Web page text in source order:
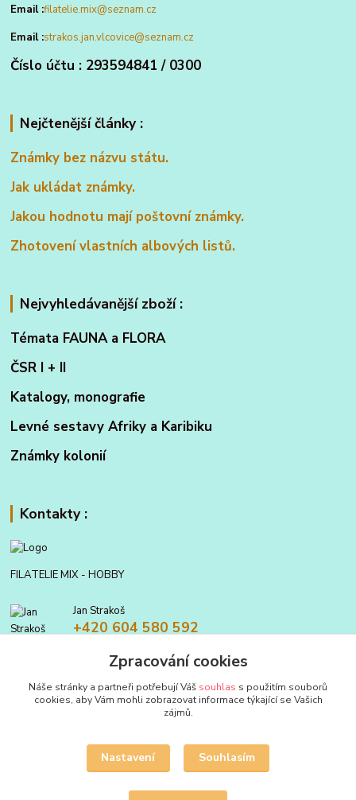
Email :filatelie.mix@seznam.cz
Email :strakos.jan.vlcovice@seznam.cz
Číslo účtu : 293594841 / 0300
Nejčtenější články :
Známky bez názvu státu.
Jak ukládat známky.
Jakou hodnotu mají poštovní známky.
Zhotovení vlastních albových listů.
Nejvyhledávanější zboží :
Témata FAUNA a FLORA
ČSR I + II
Katalogy, monografie
Levné sestavy Afriky a Karibiku
Známky kolonií
Kontakty :
FILATELIE MIX - HOBBY
Jan Strakoš
+420 604 580 592
filatelie.mix@seznam.cz
Upravit sběr cookies.
Zpracování cookies
Náše stránky a partneři potřebují Váš souhlas s použitím souborů
cookies, aby Vám mohli zobrazovat informace týkající se Vašich
zájmů.
Nastavení Souhlasím